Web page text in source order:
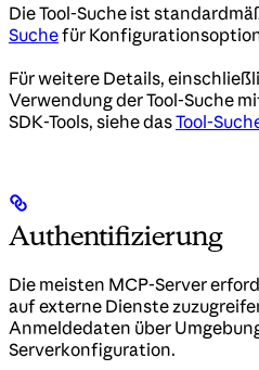
Die Tool-Suche ist
Suchefür
Für weitere Details,
Verwendung der Tool-Suche
SDK-Tools, siehe dasTool-
Authentifizierung
Die meisten MCP-Server
auf externe Dienste
Anmeldedaten über
Serverkonfiguration.